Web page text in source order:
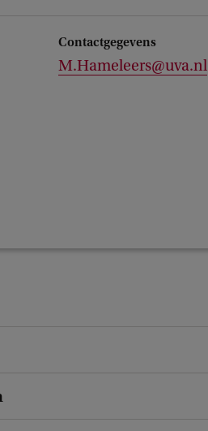
Contactgegevens
M.Hameleers@uva.nl